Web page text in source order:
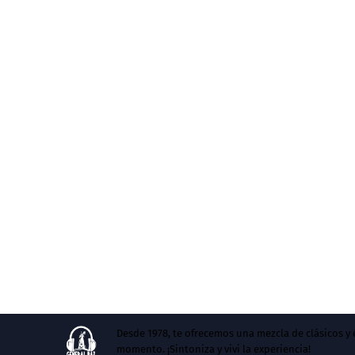
Desde 1978, te ofrecemos una mezcla de
momento. ¡Sintoniza y vivi la experiencia!